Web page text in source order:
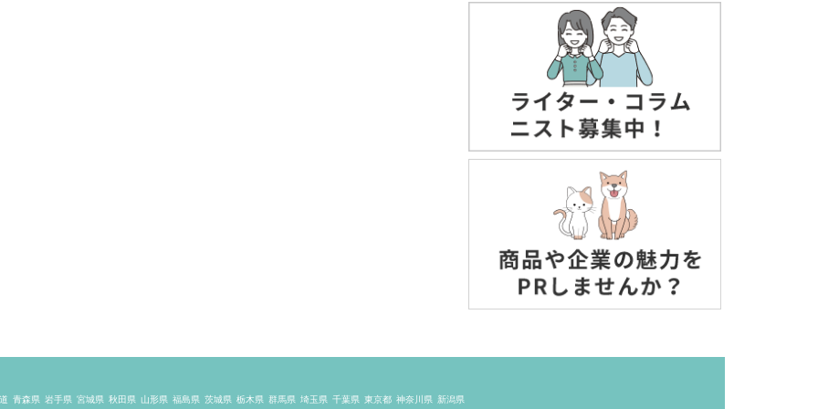
青森県 岩手県 宮城県 秋田県 山形県 福島県 茨城県 栃木県 群馬県 埼玉県 千葉県 東京都 神奈川県 新潟県